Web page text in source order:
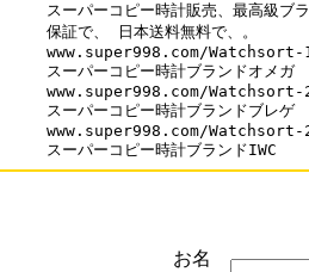
スーパーコピー時計販売、最高級ブ
保証で、 日本送料無料で、。
www.super998.com/
スーパーコピー時計ブランドオメガ
www.super998.com/
スーパーコピー時計ブランドブレゲ
www.super998.com/
スーパーコピー時計ブランドIWC
お名